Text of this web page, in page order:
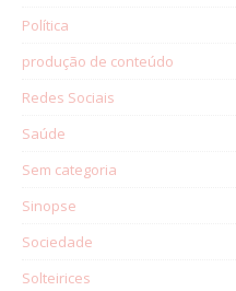
Política
produção de conteúdo
Redes Sociais
Saúde
Sem categoria
Sinopse
Sociedade
Solteirices